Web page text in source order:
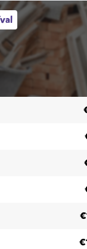
sloopafval
bouw en
sloopafval
sloopafval